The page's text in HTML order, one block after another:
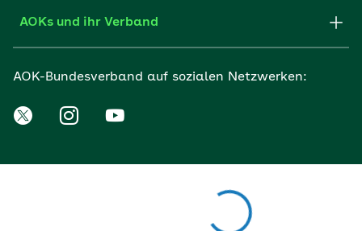
AOKs und ihr Verband
AOK-Bundesverband auf sozialen Netzwerken: